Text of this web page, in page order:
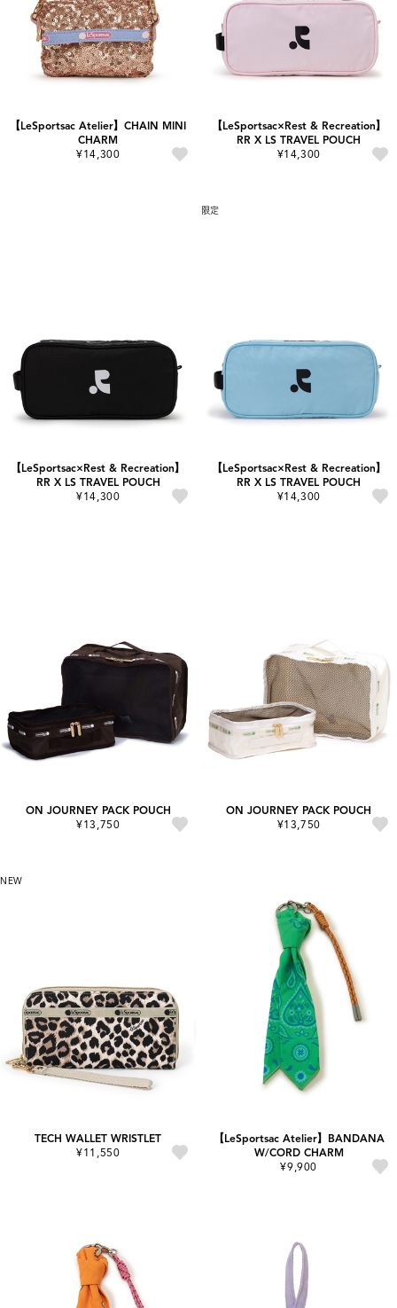
【LeSportsac Atelier】CHAIN MINI
CHARM
¥14,300
【LeSportsac×Rest & Recreation】
RR X LS TRAVEL POUCH
¥14,300
【LeSportsac×Rest & Recreation】
RR X LS TRAVEL POUCH
¥14,300
限定
【LeSportsac×Rest & Recreation】
RR X LS TRAVEL POUCH
¥14,300
ON JOURNEY PACK POUCH
¥13,750
ON JOURNEY PACK POUCH
¥13,750
NEW
TECH WALLET WRISTLET
¥11,550
【LeSportsac Atelier】BANDANA
W/CORD CHARM
¥9,900